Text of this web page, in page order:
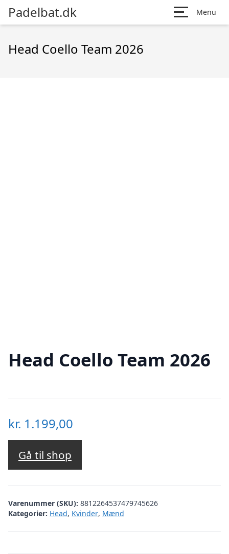
Padelbat.dk Menu
Head Coello Team 2026
Head Coello Team 2026
kr. 1.199,00
Gå til shop
Varenummer (SKU): 8812264537479745626
Kategorier: Head, Kvinder, Mænd